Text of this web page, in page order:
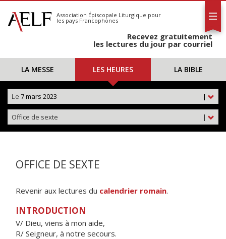
S'abonner
Calendrier
Association Épiscopale Liturgique pour
les pays Francophones
Recevez gratuitement
les lectures du jour par courriel
LA MESSE LES HEURES LA BIBLE
|
Le 7 mars 2023
|
Office de sexte
OFFICE DE SEXTE
Revenir aux lectures du calendrier romain.
INTRODUCTION
V/ Dieu, viens à mon aide,
R/ Seigneur, à notre secours.